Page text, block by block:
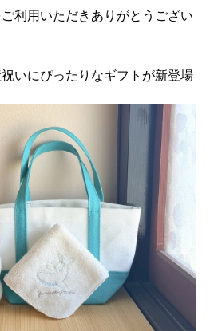
利用いただきありがとうござい
いにぴったりなギフトが新登場